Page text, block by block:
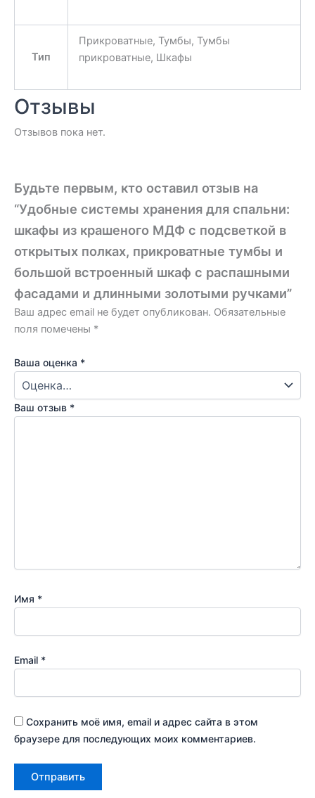
Тип
Прикроватные, Тумбы, Тумбы
прикроватные, Шкафы
Отзывы
Отзывов пока нет.
Будьте первым, кто оставил отзыв на
“Удобные системы хранения для спальни:
шкафы из крашеного МДФ с подсветкой в
открытых полках, прикроватные тумбы и
большой встроенный шкаф с распашными
фасадами и длинными золотыми ручками”
Ваш адрес email не будет опубликован. Обязательные
поля помечены *
Ваша оценка *
Ваш отзыв *
Имя *
Email *
Сохранить моё имя, email и адрес сайта в этом
браузере для последующих моих комментариев.